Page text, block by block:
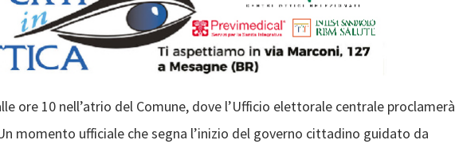
ore 10 nell’atrio del Comune, dove l’Ufficio elettorale centrale proclamerà
momento ufficiale che segna l’inizio del governo cittadino guidato da